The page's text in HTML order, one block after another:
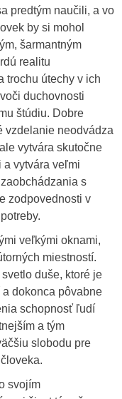
predtým naučili, a vo
by si mohol
šarmantným
realitu
trochu útechy v ich
duchovnosti
štúdiu. Dobre
vzdelanie neodvádza
vytvára skutočne
a vytvára veľmi
s
zodpovednosti v
veľkými oknami,
miestností.
duše, ktoré je
dokonca pôvabne
schopnosť ľudí
a tým
slobodu pre
svojím